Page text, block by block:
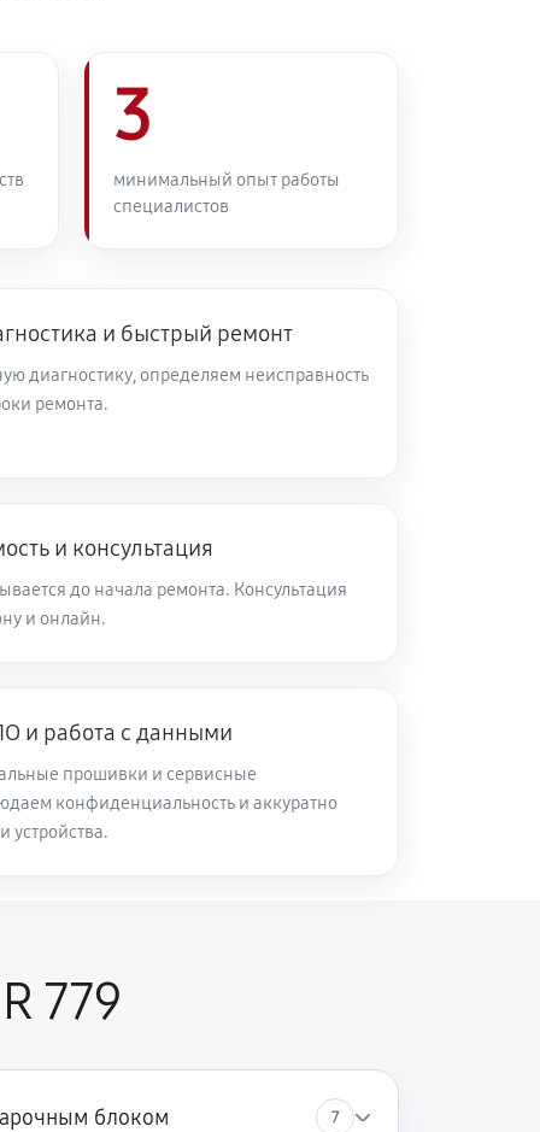
3
минимальный опыт работы
специалистов
и быстрый ремонт
диагностику, определяем неисправность
ремонта.
и консультация
до начала ремонта. Консультация
и онлайн.
и работа с данными
прошивки и сервисные
конфиденциальность и аккуратно
устройства.
779
блоком 7